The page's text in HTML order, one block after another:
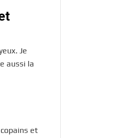
Je
aussi la
et